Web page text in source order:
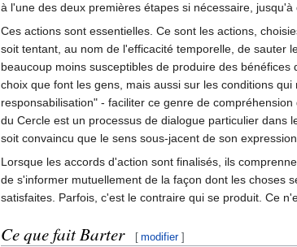
à l'une des deux premières étapes si nécessaire,
Ces actions sont essentielles. Ce sont les actions,
soit tentant, au nom de l'efficacité temporelle, de sauter
beaucoup moins susceptibles de produire des
choix que font les gens, mais aussi sur les conditions
responsabilisation" - faciliter ce genre de
du Cercle est un processus de dialogue particulier
soit convaincu que le sens sous-jacent de son
Lorsque les accords d'action sont finalisés, ils
de s'informer mutuellement de la façon dont les choses
satisfaites. Parfois, c'est le contraire qui se produit. Ce
Ce que fait Barter [ modifier ]